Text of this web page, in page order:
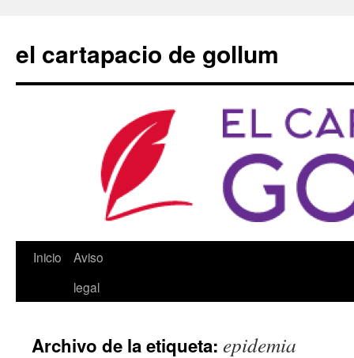
contenido
el cartapacio de gollum
Inicio
Aviso
legal
Archivo de la etiqueta: epidemia